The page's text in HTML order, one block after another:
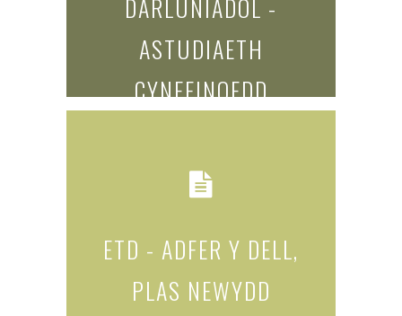
DARLUNIADOL -
ASTUDIAETH
CYNEFINOEDD
ETD - ADFER Y DELL,
PLAS NEWYDD